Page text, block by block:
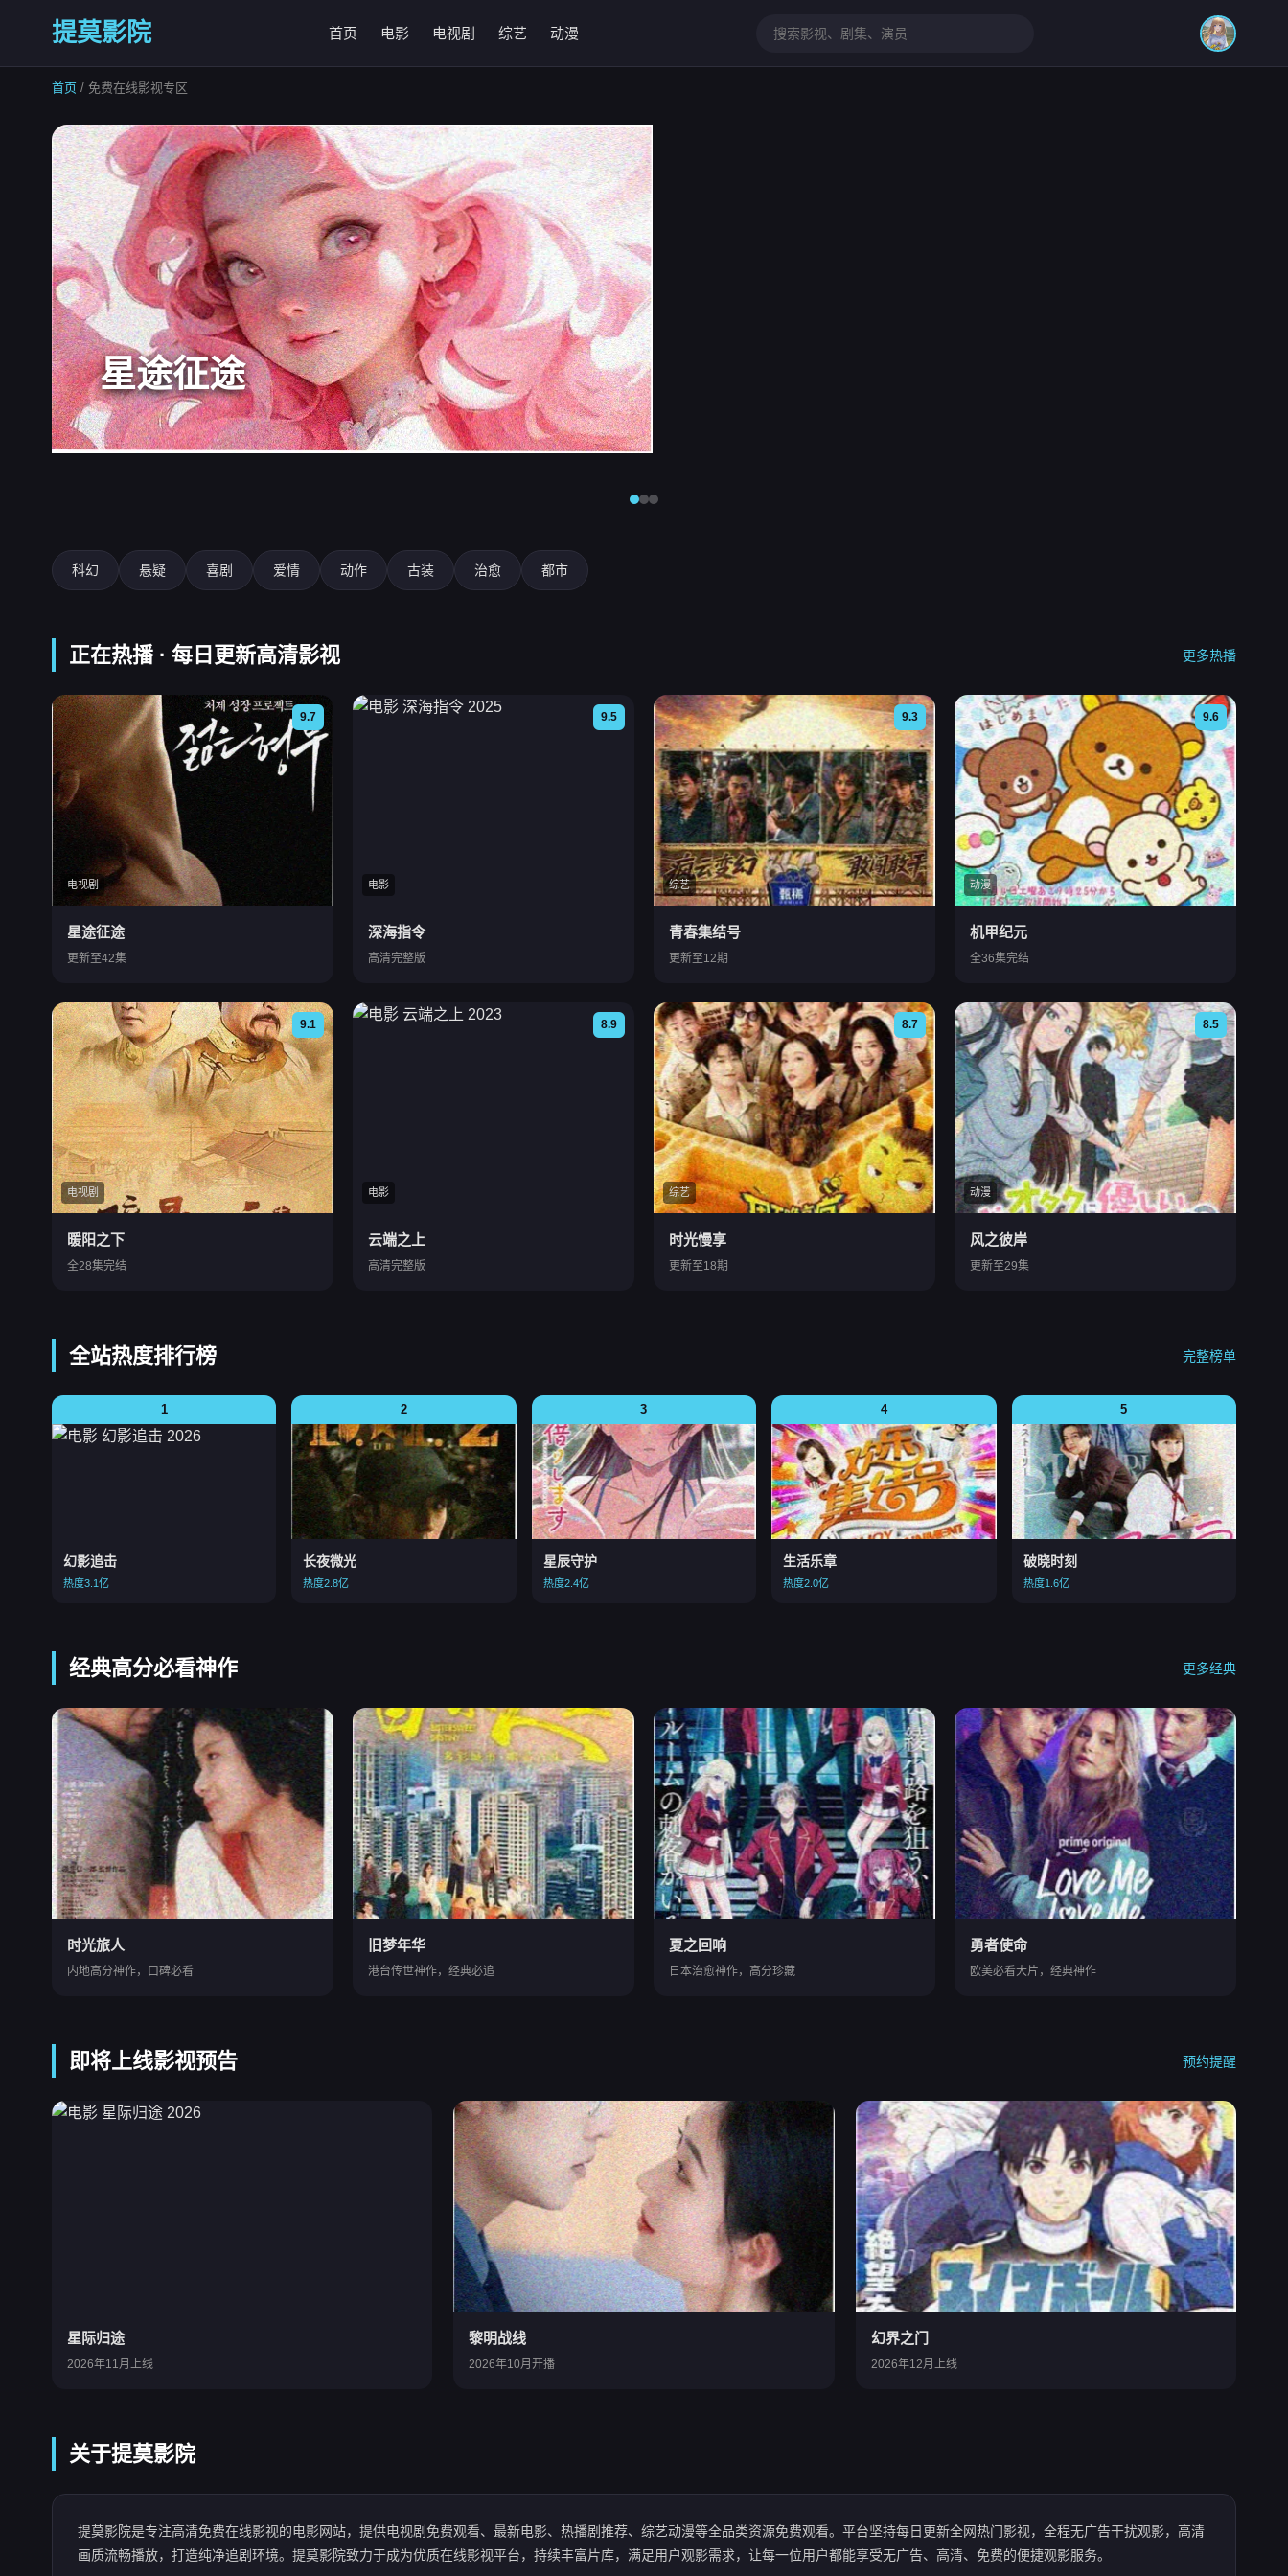
提莫影院 首页 电影 电视剧 综艺 动漫
首页 / 免费在线影视专区
星途征途
科幻 悬疑 喜剧 爱情 动作 古装 治愈 都市
正在热播 · 每日更新高清影视 更多热播
9.7
电视剧
星途征途
更新至42集
9.5
电影
深海指令
高清完整版
9.3
综艺
青春集结号
更新至12期
9.6
动漫
机甲纪元
全36集完结
9.1
电视剧
暖阳之下
全28集完结
8.9
电影
云端之上
高清完整版
8.7
综艺
时光慢享
更新至18期
8.5
动漫
风之彼岸
更新至29集
全站热度排行榜 完整榜单
1
幻影追击
热度3.1亿
2
长夜微光
热度2.8亿
3
星辰守护
热度2.4亿
4
生活乐章
热度2.0亿
5
破晓时刻
热度1.6亿
经典高分必看神作 更多经典
时光旅人
内地高分神作，口碑必看
旧梦年华
港台传世神作，经典必追
夏之回响
日本治愈神作，高分珍藏
勇者使命
欧美必看大片，经典神作
即将上线影视预告 预约提醒
星际归途
2026年11月上线
黎明战线
2026年10月开播
幻界之门
2026年12月上线
关于提莫影院
提莫影院是专注高清免费在线影视的电影网站，提供电视剧免费观看、最新电影、热播剧推荐、综艺动漫等全品类资源免费观看。平台坚持每日更新全网热门影视，全程无广告干扰观影，高清
画质流畅播放，打造纯净追剧环境。提莫影院致力于成为优质在线影视平台，持续丰富片库，满足用户观影需求，让每一位用户都能享受无广告、高清、免费的便捷观影服务。